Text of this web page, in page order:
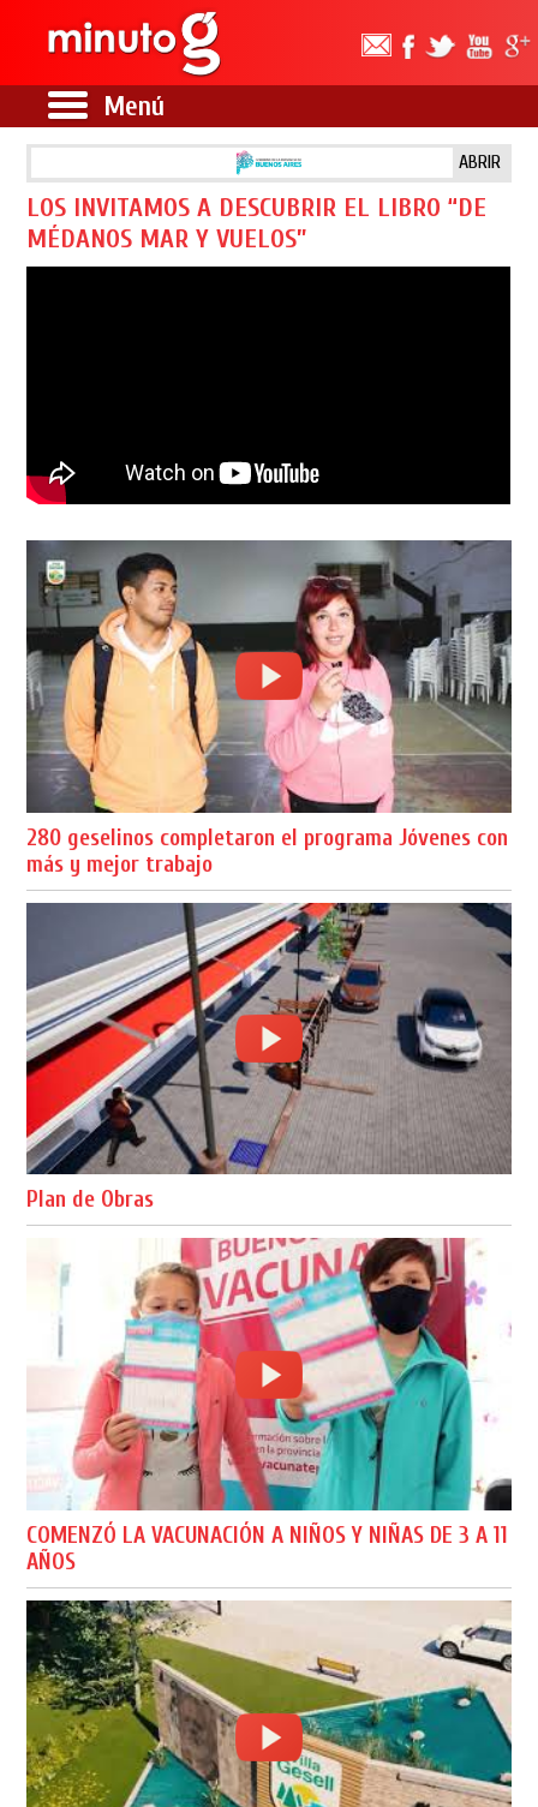
Menú
ABRIR
LOS INVITAMOS A DESCUBRIR EL LIBRO “DE
MÉDANOS MAR Y VUELOS”
280 geselinos completaron el programa Jóvenes con
más y mejor trabajo
Plan de Obras
COMENZÓ LA VACUNACIÓN A NIÑOS Y NIÑAS DE 3 A 11
AÑOS